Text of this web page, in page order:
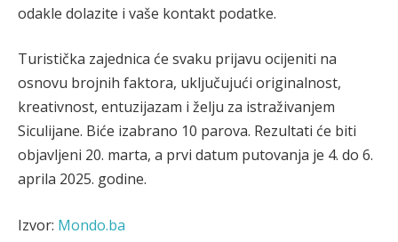
odakle dolazite i vaše kontakt podatke.
Turistička zajednica će svaku prijavu ocijeniti na
osnovu brojnih faktora, uključujući originalnost,
kreativnost, entuzijazam i želju za istraživanjem
Siculijane. Biće izabrano 10 parova. Rezultati će biti
objavljeni 20. marta, a prvi datum putovanja je 4. do 6.
aprila 2025. godine.
Izvor: Mondo.ba